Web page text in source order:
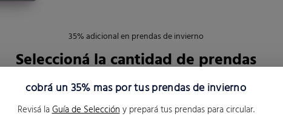
cobrá un 35% mas por tus prendas de invierno
Revisá laGuía de Seleccióny prepará tus prendas para circular.
35% adicional en prendas de invierno
Seleccioná la cantidad de prendas
Prendas 11 a 20 prendas